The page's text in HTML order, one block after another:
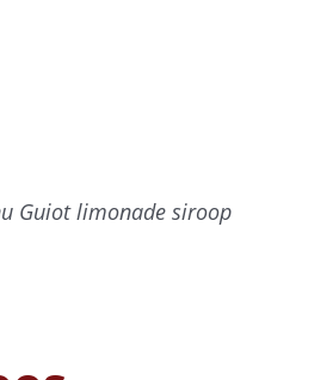
Guiot limonade siroop